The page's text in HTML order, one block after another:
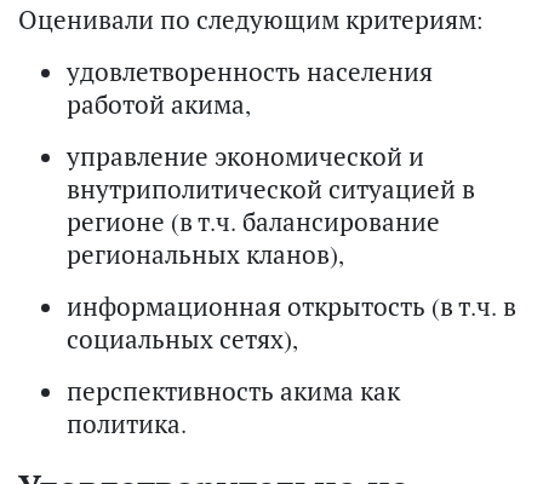
Оценивали по следующим критериям:
удовлетворенность населения
работой акима,
управление экономической и
внутриполитической ситуацией в
регионе (в т.ч. балансирование
региональных кланов),
информационная открытость (в т.ч. в
социальных сетях),
перспективность акима как
политика.